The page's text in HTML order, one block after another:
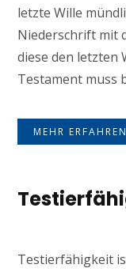
letzte Wille
Niederschrift mit
diese den letzten
Testament muss
MEHR ERFAHREN
Testierfähigkeit